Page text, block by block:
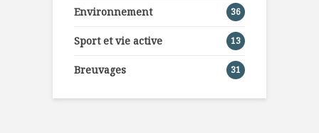
Environnement 36
Sport et vie active 13
Breuvages 31